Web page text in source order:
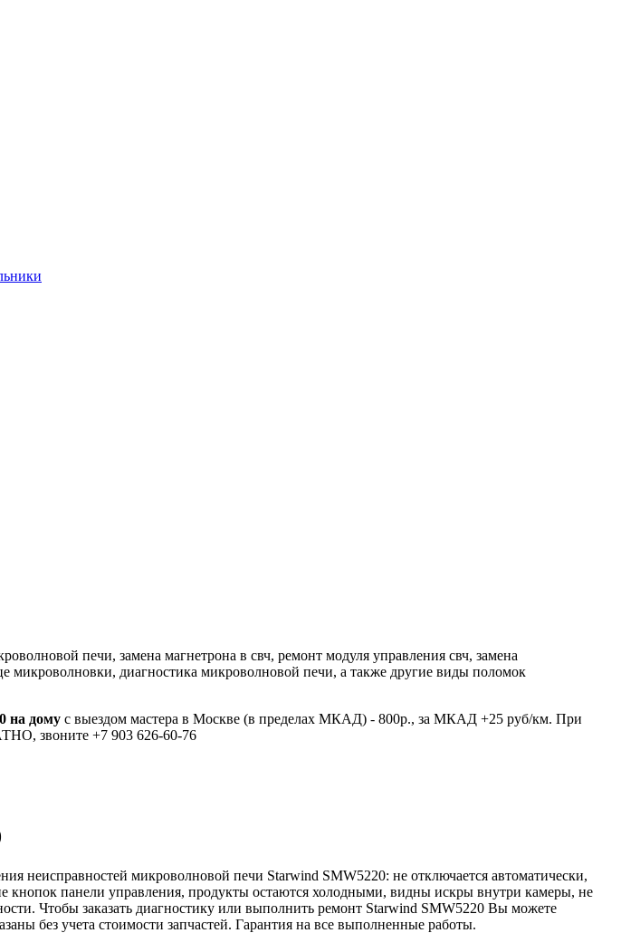
печи, замена магнетрона в свч, ремонт модуля управления свч, замена
микроволновки, диагностика микроволновой печи, а также другие виды поломок
на дому с выездом мастера в Москве (в пределах МКАД) - 800р., за МКАД +25 руб/км. При
звоните +7 903 626-60-76
неисправностей микроволновой печи Starwind SMW5220: не отключается автоматически,
кнопок панели управления, продукты остаются холодными, видны искры внутри камеры, не
Чтобы заказать диагностику или выполнить ремонт Starwind SMW5220 Вы можете
без учета стоимости запчастей. Гарантия на все выполненные работы.